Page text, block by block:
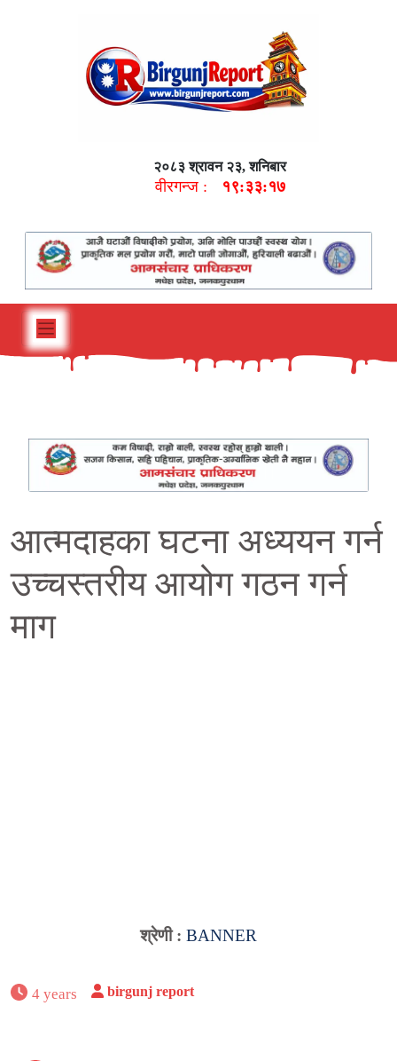
२०८३ श्रावन २३, शनिबार
वीरगन्ज : १९:३३:१८
आत्मदाहका घटना अध्ययन गर्न
उच्चस्तरीय आयोग गठन गर्न
माग
श्रेणी : BANNER
4 years birgunj report